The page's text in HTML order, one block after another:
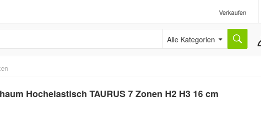
Verkaufen
Alle Kategorien
Hochelastisch TAURUS 7 Zonen H2 H3 16 cm